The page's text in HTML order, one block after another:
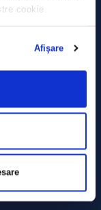
cookie.
Afişare